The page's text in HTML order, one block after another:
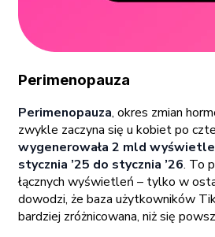
Perimenopauza
Perimenopauza, okres zmian
zwykle zaczyna się u kobiet po
wygenerowała 2 mld
stycznia ’25 do stycznia ’26. To
łącznych wyświetleń – tylko w
dowodzi, że baza użytkowników
bardziej zróżnicowana, niż się